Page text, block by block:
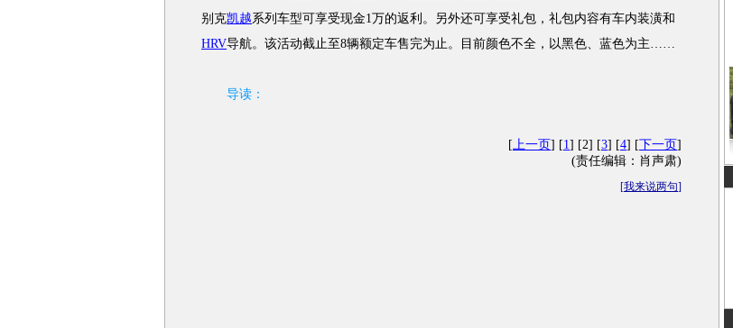
别克凯越系列车型可享受现金1万的返利。另外还可享受礼包，礼包内容有车内装潢和
HRV导航。该活动截止至8辆额定车售完为止。目前颜色不全，以黑色、蓝色为主……
导读：
[上一页] [1] [2] [3] [4] [下一页]
(责任编辑：肖声肃)
[我来说两句]